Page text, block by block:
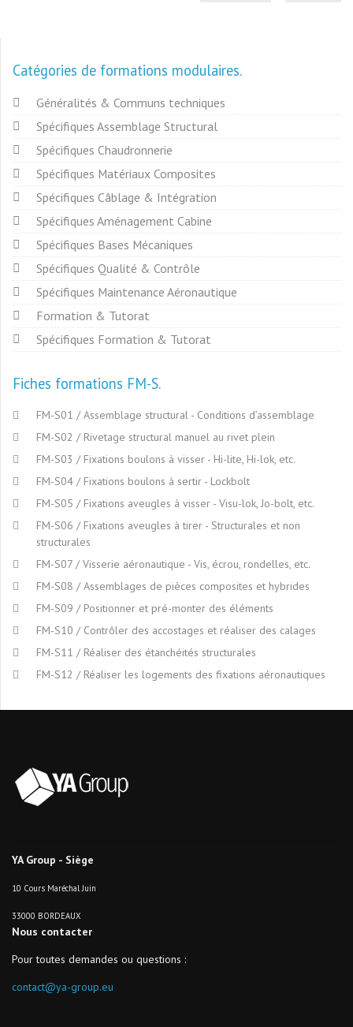
Catégories de formations modulaires
Généralités & Communs techniques
Spécifiques Assemblage Structural
Spécifiques Chaudronnerie
Spécifiques Matériaux Composites
Spécifiques Câblage & Intégration
Spécifiques Aménagement Cabine
Spécifiques Bases Mécaniques
Spécifiques Qualité & Contrôle
Spécifiques Maintenance Aéronautique
Formation & Tutorat
Spécifiques Formation & Tutorat
Fiches formations FM-S
FM-S01 / Assemblage structural - Conditions d’assemblage
FM-S02 / Rivetage structural manuel au rivet plein
FM-S03 / Fixations boulons à visser - Hi-lite, Hi-lok, etc.
FM-S04 / Fixations boulons à sertir - Lockbolt
FM-S05 / Fixations aveugles à visser - Visu-lok, Jo-bolt, etc.
FM-S06 / Fixations aveugles à tirer - Structurales et non
structurales
FM-S07 / Visserie aéronautique - Vis, écrou, rondelles, etc.
FM-S08 / Assemblages de pièces composites et hybrides
FM-S09 / Positionner et pré-monter des éléments
FM-S10 / Contrôler des accostages et réaliser des calages
FM-S11 / Réaliser des étanchéités structurales
FM-S12 / Réaliser les logements des fixations aéronautiques
YA Group - Siège
10 Cours Maréchal Juin
33000 BORDEAUX
Nous contacter
Pour toutes demandes ou questions :
contact@ya-group.eu